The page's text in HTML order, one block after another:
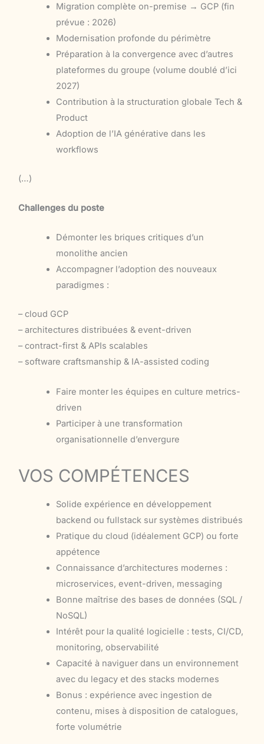
Migration complète on-premise → GCP (fin
prévue : 2026)
Modernisation profonde du périmètre
Préparation à la convergence avec d’autres
plateformes du groupe (volume doublé d’ici
2027)
Contribution à la structuration globale Tech &
Product
Adoption de l’IA générative dans les
workflows
(…)
Challenges du poste
Démonter les briques critiques d’un
monolithe ancien
Accompagner l’adoption des nouveaux
paradigmes :
– cloud GCP
– architectures distribuées & event-driven
– contract-first & APIs scalables
– software craftsmanship & IA-assisted coding
Faire monter les équipes en culture metrics-
driven
Participer à une transformation
organisationnelle d’envergure
VOS COMPÉTENCES
Solide expérience en développement
backend ou fullstack sur systèmes distribués
Pratique du cloud (idéalement GCP) ou forte
appétence
Connaissance d’architectures modernes :
microservices, event-driven, messaging
Bonne maîtrise des bases de données (SQL /
NoSQL)
Intérêt pour la qualité logicielle : tests, CI/CD,
monitoring, observabilité
Capacité à naviguer dans un environnement
avec du legacy et des stacks modernes
Bonus : expérience avec ingestion de
contenu, mises à disposition de catalogues,
forte volumétrie